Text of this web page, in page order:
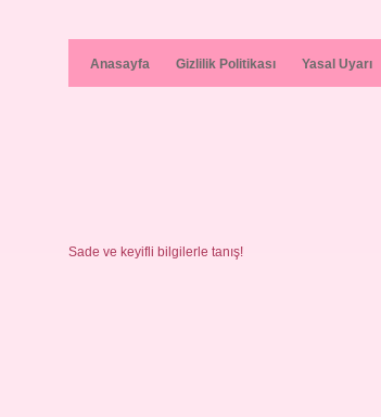
Anasayfa Gizlilik Politikası Yasal Uyarı
Sade ve keyifli bilgilerle tanış!